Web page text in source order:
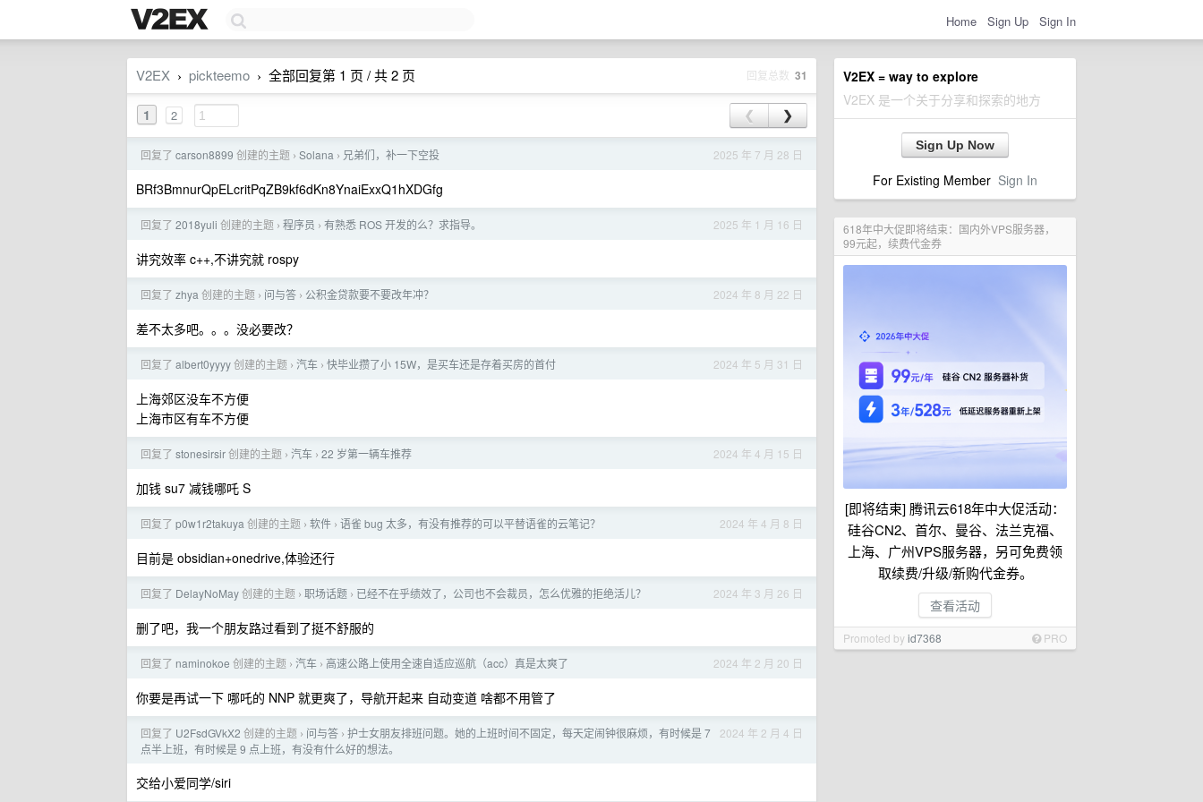
Home Sign Up Sign In
V2EX = way to explore
V2EX 是一个关于分享和探索的地方
Sign Up Now
For Existing Member Sign In
618年中大促即将结束：国内外VPS服务器，
99元起，续费代金券
[即将结束] 腾讯云618年中大促活动：
硅谷CN2、首尔、曼谷、法兰克福、
上海、广州VPS服务器，另可免费领
取续费/升级/新购代金券。
查看活动
Promoted byid7368 PRO
V2EX › pickteemo › 全部回复第 1 页 / 共 2 页 回复总数 31
1 2 ❮ ❯
2025 年 7 月 28 日
回复了 carson8899 创建的主题 › Solana › 兄弟们，补一下空投
BRf3BmnurQpELcritPqZB9kf6dKn8YnaiExxQ1hXDGfg
2025 年 1 月 16 日
回复了 2018yuli 创建的主题 › 程序员 › 有熟悉 ROS 开发的么？求指导。
讲究效率 c++,不讲究就 rospy
2024 年 8 月 22 日
回复了 zhya 创建的主题 › 问与答 › 公积金贷款要不要改年冲？
差不太多吧。。。没必要改？
2024 年 5 月 31 日
回复了 albert0yyyy创建的主题 › 汽车 › 快毕业攒了小 15W，是买车还是存着买房的首付
上海郊区没车不方便
上海市区有车不方便
2024 年 4 月 15 日
回复了 stonesirsir创建的主题 › 汽车 › 22 岁第一辆车推荐
加钱 su7 减钱哪吒 S
2024 年 4 月 8 日
回复了 p0w1r2takuya 创建的主题 › 软件 › 语雀 bug 太多，有没有推荐的可以平替语雀的云笔记？
目前是 obsidian+onedrive,体验还行
2024 年 3 月 26 日
回复了 DelayNoMay创建的主题 › 职场话题 › 已经不在乎绩效了，公司也不会裁员，怎么优雅的拒绝活儿？
删了吧，我一个朋友路过看到了挺不舒服的
2024 年 2 月 20 日
回复了 naminokoe 创建的主题 › 汽车 › 高速公路上使用全速自适应巡航（acc）真是太爽了
你要是再试一下 哪吒的 NNP 就更爽了，导航开起来 自动变道 啥都不用管了
2024 年 2 月 4 日
回复了 U2FsdGVkX2 创建的主题 › 问与答 › 护士女朋友排班问题。她的上班时间不固定，每天定闹钟很麻烦，有时候是 7
点半上班，有时候是 9 点上班，有没有什么好的想法。
交给小爱同学/siri